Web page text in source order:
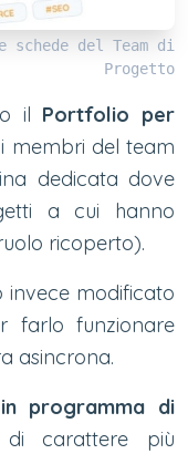
del Team di
Progetto
il Portfolio per
membri del team
dedicata dove
a cui hanno
ricoperto).
modificato
farlo funzionare
asincrona.
in programma di
carattere più